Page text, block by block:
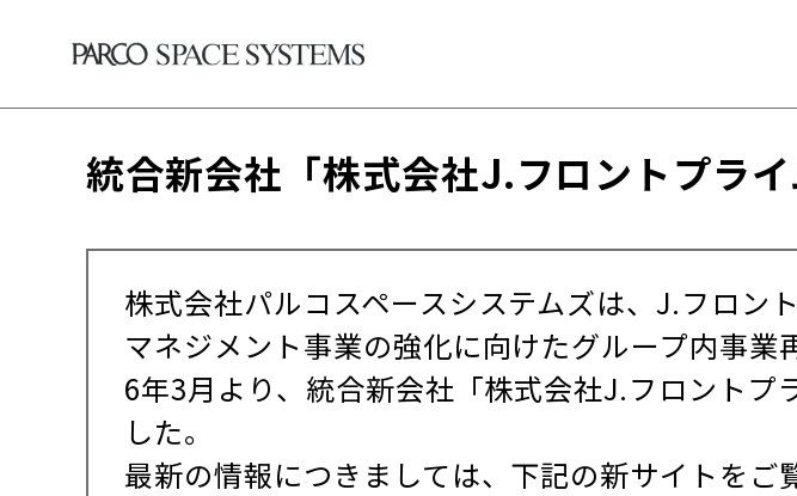
統合新会社「株式会社J.フロントプラ
株式会社パルコスペースシステムズは、J.フロン
マネジメント事業の強化に向けたグループ内事
6年3月より、統合新会社「株式会社J.フロントプ
した。
最新の情報につきましては、下記の新サイトをご